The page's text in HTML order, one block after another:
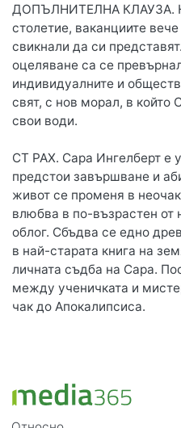
ДОПЪЛНИТЕЛНА КЛАУЗА.
столетие, ваканциите
свикнали да си
оцеляване са се
индивидуалните и
свят, с нов морал, в който
свои води.
СТ РАХ. Сара Ингелберт е
предстои завършване и
живот се променя в
влюбва в по-възрастен от
облог. Сбъдва се едно
в най-старата книга на
личната съдба на Сара.
между ученичката и
чак до Апокалипсиса.